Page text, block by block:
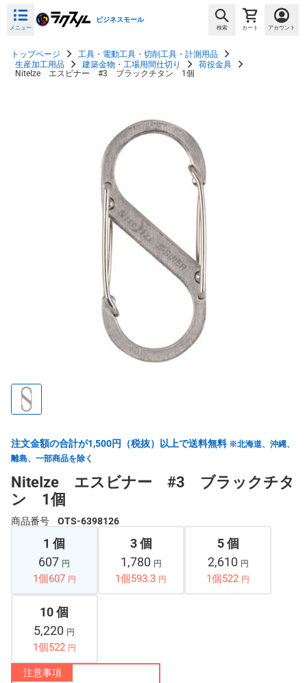
メニュー
ビジネスモール
検索 カート アカウント
トップページ
工具・電動工具・切削工具・計測用品
生産加工用品
建築金物・工場用間仕切り
荷役金具
NiteIze エスビナー #3 ブラックチタン 1個
注文金額の合計が1,500円（税抜）以上で送料無料 ※北海道、沖縄、
離島、一部商品を除く
NiteIze エスビナー #3 ブラックチタ
ン 1個
商品番号 OTS-6398126
1 個
607 円
1個607 円
3 個
1,780 円
1個593.3 円
5 個
2,610 円
1個522 円
10 個
5,220 円
1個522 円
注意事項